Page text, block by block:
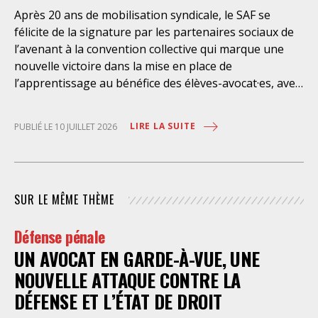
place les avocats titulaires dans une situation de
conflit d’intérêt évidente. Selon le juge des
Après 20 ans de mobilisation syndicale, le SAF se
félicite de la signature par les partenaires sociaux de
l’avenant à la convention collective qui marque une
nouvelle victoire dans la mise en place de
l’apprentissage au bénéfice des élèves-avocat·es, avec
situation actuelle très précaire de bons
plus grande égalité d’accès à la profession. Il permet
avocat·e, en parallèle de l’école des avocats, tout en
bénéficiant des acquis de cette formation
immédiatement, sans que les coûts le rendent
inaccessible aux petits cabinets. Le SAF s’est
constamment mobilisé pour la réussite de cette
PUBLIÉ LE 10 JUILLET 2026 LIRE LA SUITE
SUR LE MÊME THÈME
Défense pénale
UN AVOCAT EN GARDE-À-VUE, UNE
NOUVELLE ATTAQUE CONTRE LA
DÉFENSE ET L’ÉTAT DE DROIT